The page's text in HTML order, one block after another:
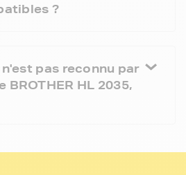
?
pas reconnu par
HL 2035,